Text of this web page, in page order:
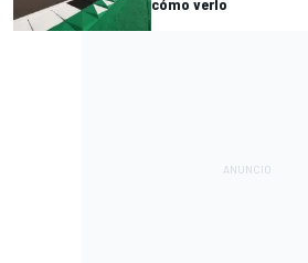
cómo verlo